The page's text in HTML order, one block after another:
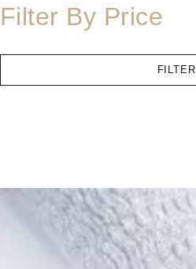
Filter By Price
FILTER